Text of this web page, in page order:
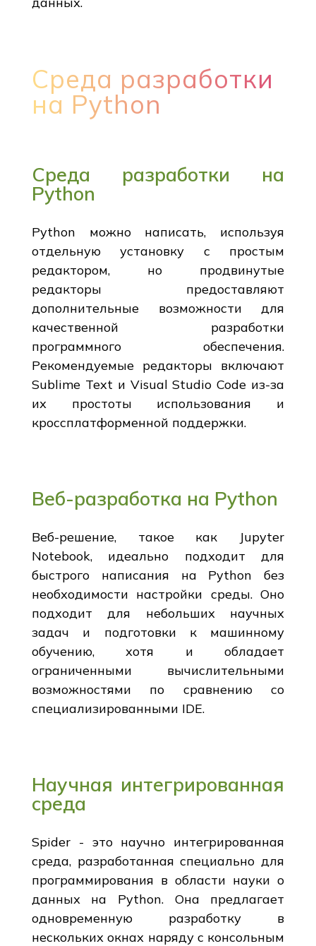
Среда разработки
на Python
Среда разработки на
Python
Python можно написать, используя
отдельную установку с простым
редактором, но продвинутые
редакторы предоставляют
дополнительные возможности для
качественной разработки
программного обеспечения.
Рекомендуемые редакторы включают
Sublime Text и Visual Studio Code из-за
их простоты использования и
кроссплатформенной поддержки.
Веб-разработка на Python
Веб-решение, такое как Jupyter
Notebook, идеально подходит для
быстрого написания на Python без
необходимости настройки среды. Оно
подходит для небольших научных
задач и подготовки к машинному
обучению, хотя и обладает
ограниченными вычислительными
возможностями по сравнению со
специализированными IDE.
Научная интегрированная
среда
Spider - это научно интегрированная
среда, разработанная специально для
программирования в области науки о
данных на Python. Она предлагает
одновременную разработку в
нескольких окнах наряду с консольным